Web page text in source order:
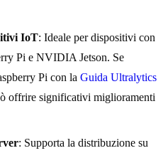
IoT: Ideale per dispositivi con
Pi e NVIDIA Jetson. Se
Pi con la Guida Ultralytics
offrire significativi miglioramenti
: Supporta la distribuzione su